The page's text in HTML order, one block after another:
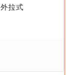
拉式